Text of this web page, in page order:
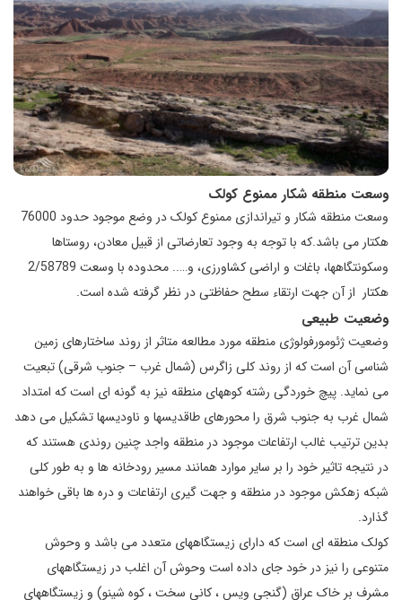
وسعت منطقه شکار ممنوع کولک
وسعت منطقه شکار و تیراندازی ممنوع کولک در وضع موجود حدود 76000
هکتار می باشد.که با توجه به وجود تعارضاتی از قبیل معادن، روستاها
وسکونتگاهها، باغات و اراضی کشاورزی، و….. محدوده با وسعت 2/58789
هکتار از آن جهت ارتقاء سطح حفاظتی در نظر گرفته شده است.
وضعیت طبیعی
وضعیت ژئومورفولوژی منطقه مورد مطالعه متاثر از روند ساختارهای زمین
شناسی آن است که از روند کلی زاگرس (شمال غرب – جنوب شرقی) تبعیت
می نماید. پیچ خوردگی رشته کوههای منطقه نیز به گونه ای است که امتداد
شمال غرب به جنوب شرق را محورهای طاقدیسها و ناودیسها تشکیل می دهد
بدین ترتیب غالب ارتفاعات موجود در منطقه واجد چنین روندی هستند که
در نتیجه تاثیر خود را بر سایر موارد همانند مسیر رودخانه ها و به طور کلی
شبکه زهکش موجود در منطقه و جهت گیری ارتفاعات و دره ها باقی خواهند
گذارد.
کولک منطقه ای است که دارای زیستگاههای متعدد می باشد و وحوش
متنوعی را نیز در خود جای داده است وحوش آن اغلب در زیستگاههای
مشرف بر خاک عراق (گنجی ویس ، کانی سخت ، کوه شینو) و زیستگاههای